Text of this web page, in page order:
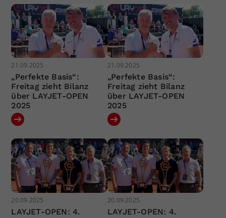
21.09.2025
„Perfekte Basis“:
Freitag zieht Bilanz
über LAYJET-OPEN
2025
21.09.2025
„Perfekte Basis“:
Freitag zieht Bilanz
über LAYJET-OPEN
2025
20.09.2025
LAYJET-OPEN: 4.
20.09.2025
LAYJET-OPEN: 4.